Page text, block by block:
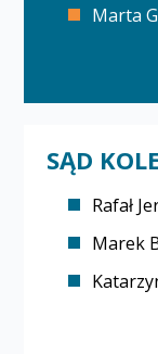
Marta
SĄD
Rafał
Marek